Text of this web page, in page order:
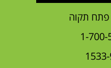
1-700-